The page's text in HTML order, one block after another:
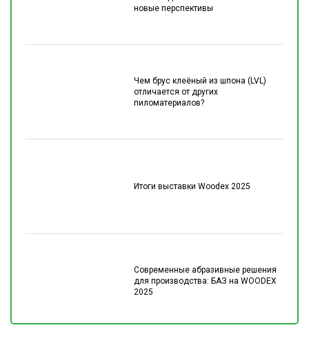
новые перспективы
Чем брус клеёный из шпона (LVL)
отличается от других
пиломатериалов?
Итоги выставки Woodex 2025
Современные абразивные решения
для производства: БАЗ на WOODEX
2025